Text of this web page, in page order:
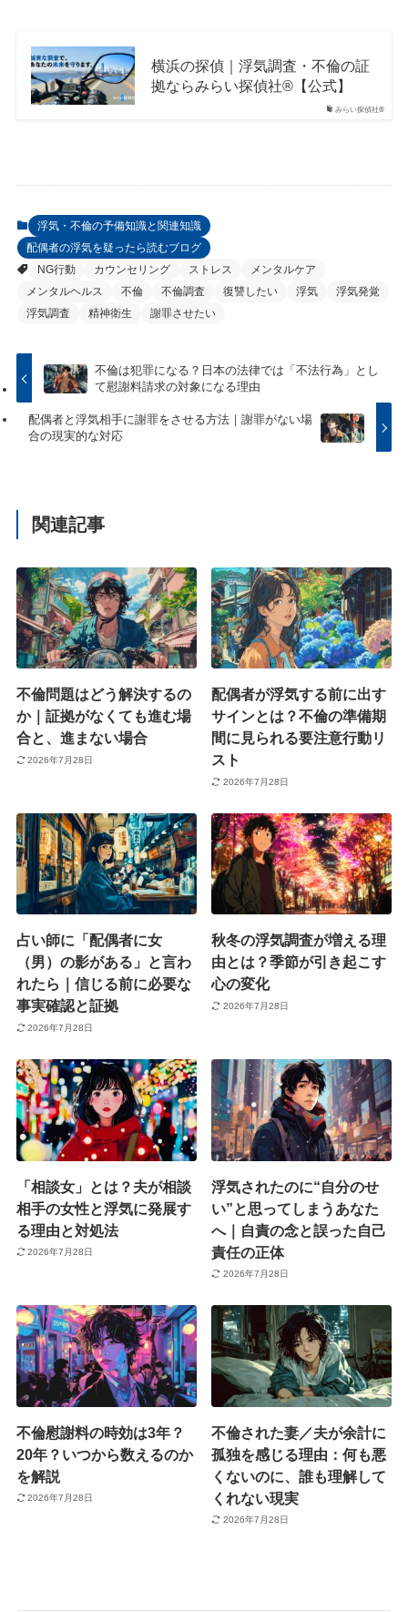
みらい探偵社®︎
横浜の探偵｜浮気調査・不倫の証
拠ならみらい探偵社®︎【公式】
浮気・不倫の予備知識と関連知識
配偶者の浮気を疑ったら読むブログ
NG行動
カウンセリング ストレス
メンタルケア
メンタルヘルス
不倫 不倫調査 復讐したい 浮気
浮気発覚
浮気調査
精神衛生 謝罪させたい
不倫は犯罪になる？日本の法律では「不法行為」とし
て慰謝料請求の対象になる理由
配偶者と浮気相手に謝罪をさせる方法｜謝罪がない場
合の現実的な対応
関連記事
不倫問題はどう解決するの
か｜証拠がなくても進む場
合と、進まない場合
2026年7月28日
配偶者が浮気する前に出す
サインとは？不倫の準備期
間に見られる要注意行動リ
スト
2026年7月28日
占い師に「配偶者に女
（男）の影がある」と言わ
れたら｜信じる前に必要な
事実確認と証拠
2026年7月28日
秋冬の浮気調査が増える理
由とは？季節が引き起こす
心の変化
2026年7月28日
「相談女」とは？夫が相談
相手の女性と浮気に発展す
る理由と対処法
2026年7月28日
浮気されたのに“自分のせ
い”と思ってしまうあなた
へ｜自責の念と誤った自己
責任の正体
2026年7月28日
不倫慰謝料の時効は3年？
20年？いつから数えるのか
を解説
2026年7月28日
不倫された妻／夫が余計に
孤独を感じる理由：何も悪
くないのに、誰も理解して
くれない現実
2026年7月28日